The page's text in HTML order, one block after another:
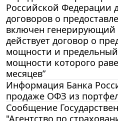
Российской Федерации
договоров о
включен генерирующий
действует договор о
мощности и
мощности которого
месяцев”
Информация Банка
продаже ОФЗ из
Сообщение
"Агентство по